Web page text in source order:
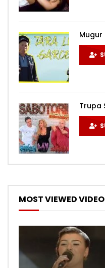
Mugur
Trupa
MOST VIEWED